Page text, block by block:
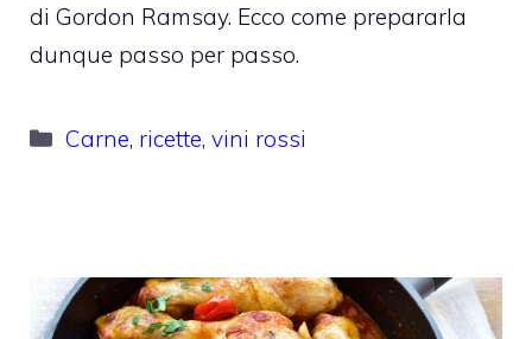
di Gordon Ramsay. Ecco come prepararla
dunque passo per passo.
Categorie
Carne, ricette,vini rossi